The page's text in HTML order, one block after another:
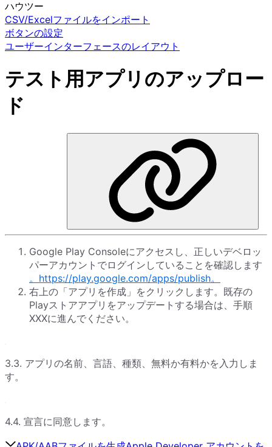
ハウツー
CSV/Excelファイルをインポート
ボタンの設定
ユーザーインターフェースのレイアウト
テスト用アプリのアップロー
ド
Google Play Consoleにアクセスし、正しいデベロッ
パーアカウントでログインしていることを確認します
。https://play.google.com/apps/publish。
右上の「アプリを作成」をクリックします。既存の
Playストアアプリをアップデートする場合は、手順
XXXに進んでください。
3.3. アプリの名前、言語、種類、無料か有料かを入力しま
す。
4.4. 宣言に同意します。